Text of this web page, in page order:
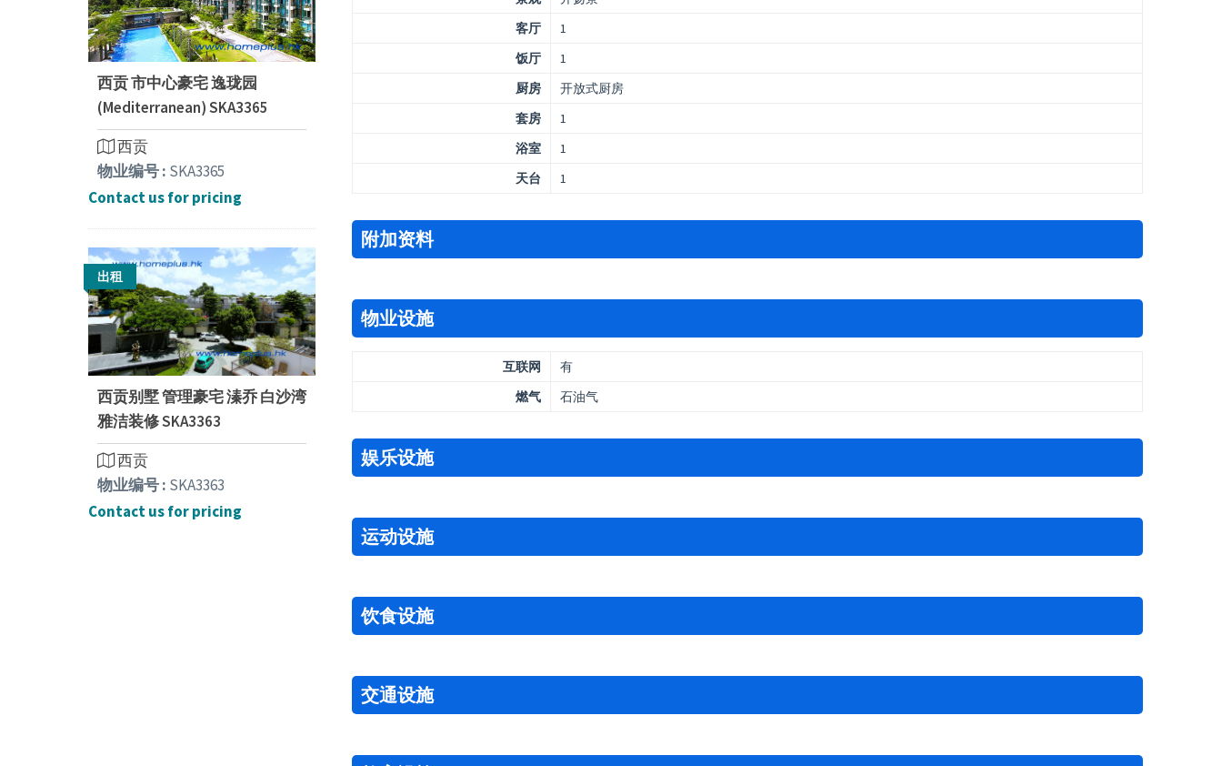
客厅
1
饭厅
1
厨房
开放式厨房
套房
1
浴室
1
天台
1
附加资料
物业设施
互联网
有
燃气
石油气
娱乐设施
运动设施
饮食设施
交通设施
西贡 市中心豪宅 逸珑园
(Mediterranean) SKA3365
西贡
物业编号 : SKA3365
Contact us for pricing
出租
西贡别墅 管理豪宅 溱乔 白沙湾
雅洁装修 SKA3363
西贡
物业编号 : SKA3363
Contact us for pricing